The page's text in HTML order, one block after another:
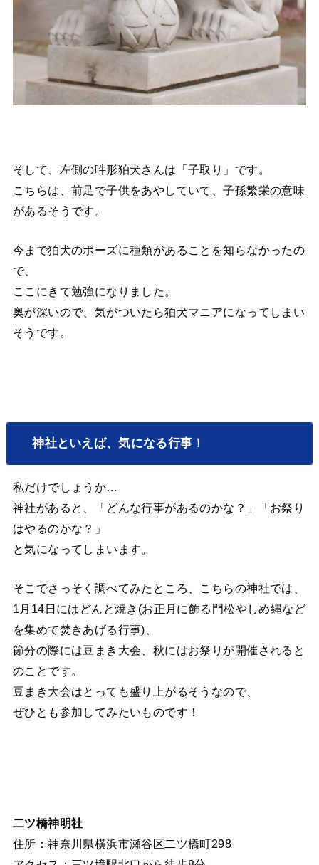
そして、左側の吽形狛犬さんは「子取り」です。
こちらは、前足で子供をあやしていて、子孫繁栄の意味
があるそうです。
今まで狛犬のポーズに種類があることを知らなかったの
で、
ここにきて勉強になりました。
奥が深いので、気がついたら狛犬マニアになってしまい
そうです。
神社といえば、気になる行事！
私だけでしょうか…
神社があると、「どんな行事があるのかな？」「お祭り
はやるのかな？」
と気になってしまいます。
そこでさっそく調べてみたところ、こちらの神社では、
1月14日にはどんと焼き(お正月に飾る門松やしめ縄など
を集めて焚きあげる行事)、
節分の際には豆まき大会、秋にはお祭りが開催されると
のことです。
豆まき大会はとっても盛り上がるそうなので、
ぜひとも参加してみたいものです！
二ツ橋神明社
住所：神奈川県横浜市瀬谷区二ツ橋町298